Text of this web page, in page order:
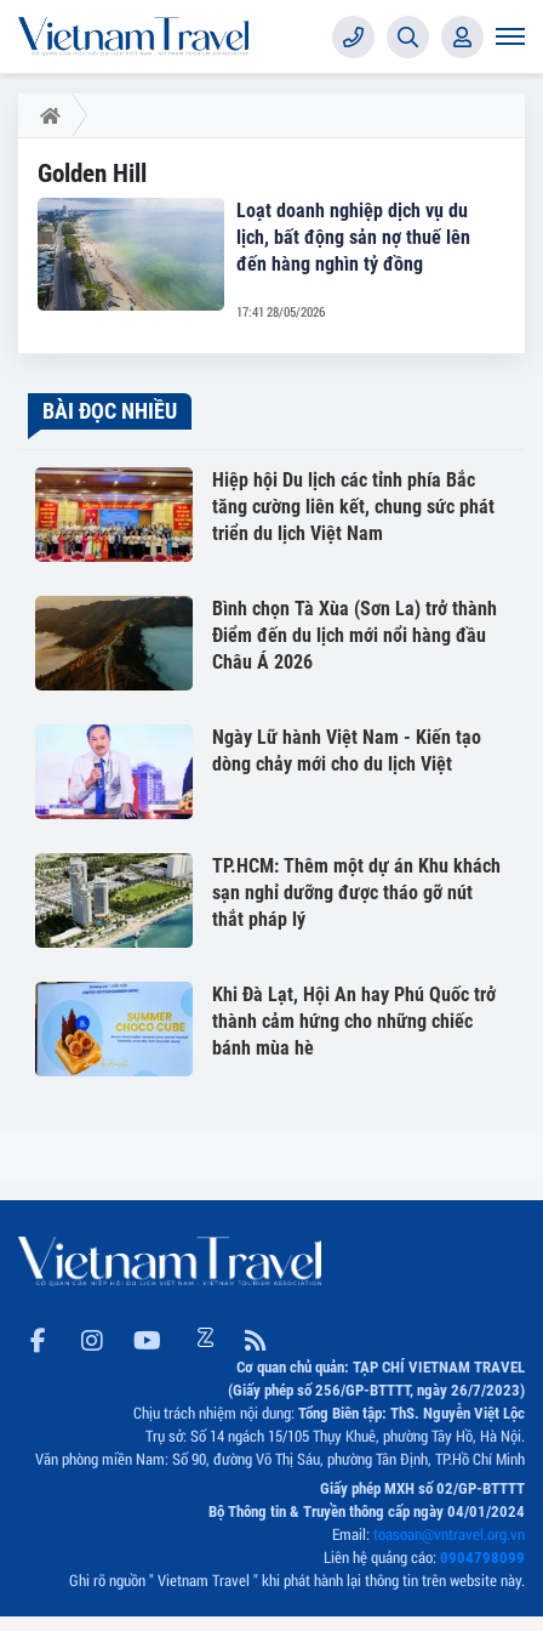
Golden Hill
Loạt doanh nghiệp dịch vụ du
lịch, bất động sản nợ thuế lên
đến hàng nghìn tỷ đồng
17:41 28/05/2026
BÀI ĐỌC NHIỀU
Hiệp hội Du lịch các tỉnh phía Bắc
tăng cường liên kết, chung sức phát
triển du lịch Việt Nam
Bình chọn Tà Xùa (Sơn La) trở thành
Điểm đến du lịch mới nổi hàng đầu
Châu Á 2026
Ngày Lữ hành Việt Nam - Kiến tạo
dòng chảy mới cho du lịch Việt
TP.HCM: Thêm một dự án Khu khách
sạn nghỉ dưỡng được tháo gỡ nút
thắt pháp lý
Khi Đà Lạt, Hội An hay Phú Quốc trở
thành cảm hứng cho những chiếc
bánh mùa hè
Cơ quan chủ quản: TẠP CHÍ VIETNAM TRAVEL
(Giấy phép số 256/GP-BTTTT, ngày 26/7/2023)
Chịu trách nhiệm nội dung: Tổng Biên tập: ThS. Nguyễn Việt Lộc
Trụ sở: Số 14 ngách 15/105 Thụy Khuê, phường Tây Hồ, Hà Nội.
Văn phòng miền Nam: Số 90, đường Võ Thị Sáu, phường Tân Định, TP.Hồ Chí Minh
Giấy phép MXH số 02/GP-BTTTT
Bộ Thông tin & Truyền thông cấp ngày 04/01/2024
Email:toasoan@vntravel.org.vn
Liên hệ quảng cáo: 0904798099
Ghi rõ nguồn " Vietnam Travel " khi phát hành lại thông tin trên website này.